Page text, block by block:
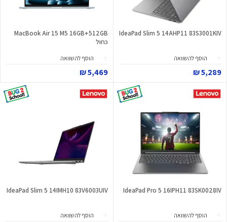
IdeaPad Slim 5 14AHP11 83S3001KIV
הוסף להשוואה
5,289 ₪
MacBook Air 15 M5 16GB+512GB
כחול
הוסף להשוואה
5,469 ₪
IdeaPad Pro 5 16IPH11 83SK0028IV
הוסף להשוואה
IdeaPad Slim 5 14IMH10 83V6003UIV
הוסף להשוואה